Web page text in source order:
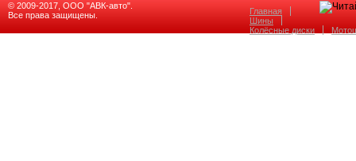
© 2009-2017, ООО "АВК-авто".
Все права защищены.
Главная
Шины
Колёсные диски